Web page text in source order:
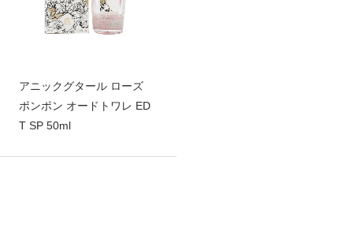
アニックグタール ローズ
ポンポン オードトワレ ED
T SP 50ml